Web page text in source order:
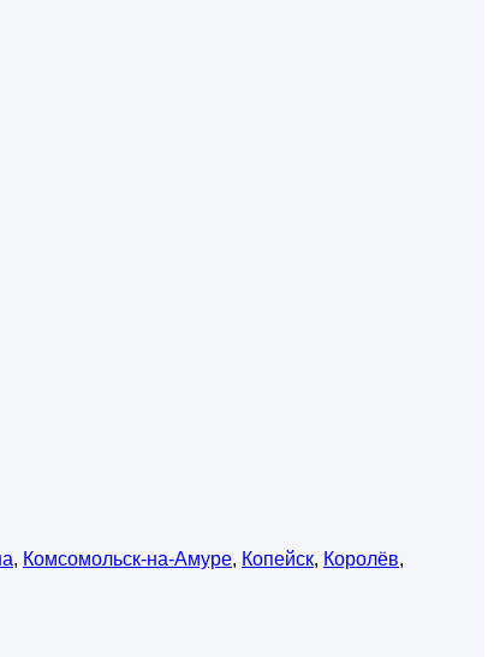
, Комсомольск-на-Амуре, Копейск, Королёв,